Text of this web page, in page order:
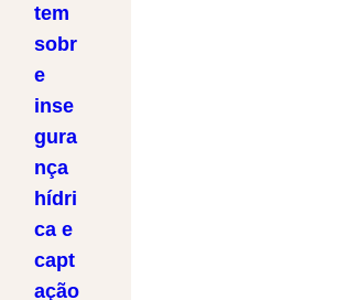
tem
sobr
e
inse
gura
nça
hídri
ca e
capt
ação